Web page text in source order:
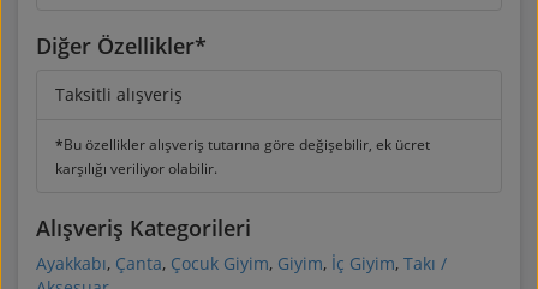
Diğer Özellikler*
Taksitli alışveriş
*Bu özellikler alışveriş tutarına göre değişebilir, ek ücret
karşılığı veriliyor olabilir.
Alışveriş Kategorileri
Ayakkabı, Çanta, Çocuk Giyim, Giyim, İç Giyim, Takı /